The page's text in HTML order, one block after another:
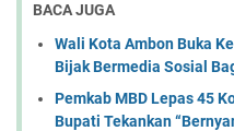
BACA JUGA
Wali Kota Ambon Buka
Bijak Bermedia Sosial
Pemkab MBD Lepas 45
Bupati Tekankan